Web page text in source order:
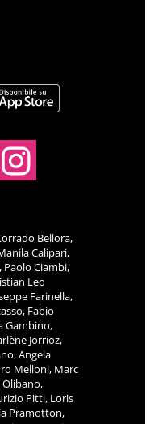
Bellora,
Calipari,
Paolo Ciambi,
Leo
Farinella,
Fabio
Gambino,
Jorrioz,
Angela
Melloni, Marc
Pitti, Loris
Pramotton,